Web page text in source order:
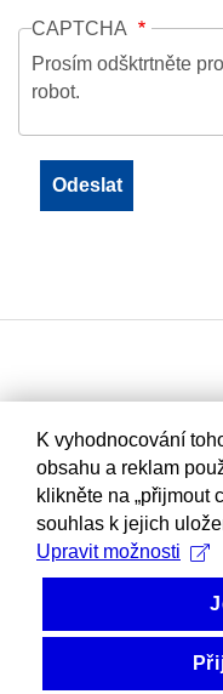
CAPTCHA
Prosím odšktrtněte
robot.
K vyhodnocování
obsahu a reklam
klikněte na „přijmout
souhlas k jejich
Upravit možnosti